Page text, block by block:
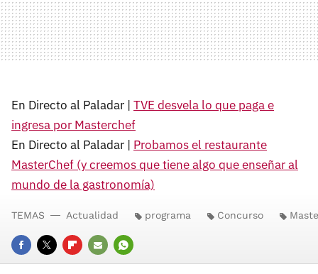
En Directo al Paladar | TVE desvela lo que paga e
ingresa por Masterchef
En Directo al Paladar | Probamos el restaurante
MasterChef (y creemos que tiene algo que enseñar al
mundo de la gastronomía)
FACEBOOK
TWITTERFLIPBOARD
E- WHATSAPP
TEMAS Actualidad programa Concurso